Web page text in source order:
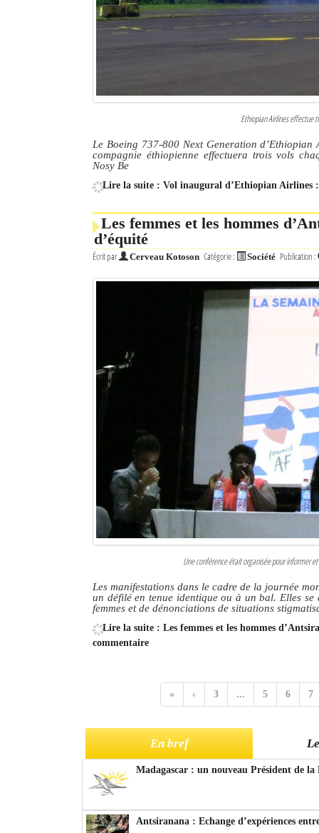
Ethiopian Airlines effectue
Le Boeing 737-800 Next Generation
compagnie éthiopienne effectuera trois vols
Nosy Be
Lire la suite : Vol inaugural d’Ethiopian Airlines
Les femmes et les hommes
d’équité
Écrit par Cerveau Kotoson Catégorie : Société Publication :
Une conférence était organisée pour informer
Les manifestations dans le cadre de la journée
un défilé en tenue identique ou à un bal. Elles se
femmes et de dénonciations de situations
Lire la suite : Les femmes et les hommes
commentaire
« ‹ 3 ... 5 6 7
En bref
Madagascar : un nouveau Président de
Antsiranana : Echange d’expériences